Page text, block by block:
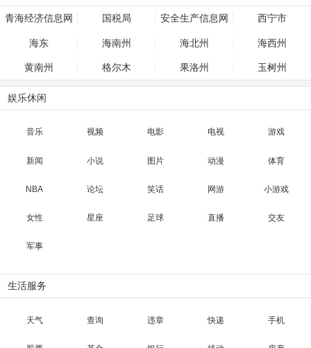
青海经济信息网 国税局 安全生产信息网 西宁市
海东 海南州 海北州 海西州
黄南州 格尔木 果洛州 玉树州
娱乐休闲
音乐 视频 电影 电视 游戏
新闻 小说 图片 动漫 体育
NBA 论坛 笑话 网游 小游戏
女性 星座 足球 直播 交友
军事
生活服务
天气 查询 违章 快递 手机